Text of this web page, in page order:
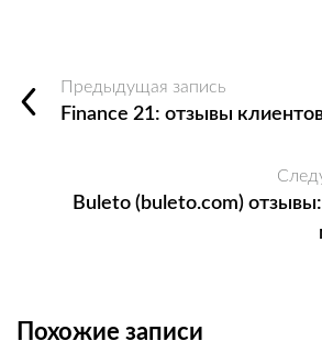
Предыдущая запись
Finance 21: отзывы
Buleto (buleto.com)
Похожие записи